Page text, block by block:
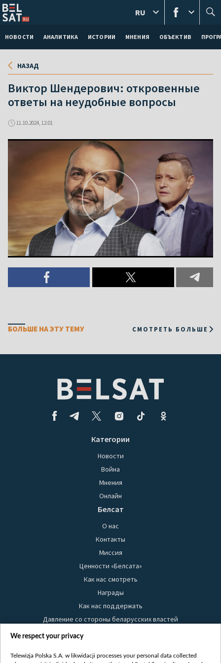
НОВОСТИ АНАЛИТИКА ИСТОРИИ МНЕНИЯ ОБЪЕКТИВ
RU
НАЗАД
Виктор Шендерович: откровенные
ответы на неудобные вопросы
11.10.2024, 12:01
БОЛЬШЕ НА ЭТУ ТЕМУ СМОТРЕТЬ БОЛЬШЕ
Категории
Новости
Война
Мнения
Онлайн
Белсат
О нас
Контакты
Миссия
Ценности «Белсата»
Как нас смотреть
Награды
Как нас поддержать
Давление со стороны беларусских властей
Правила использования материалов
Безопасность
We respect your privacy
Telewizja Polska S.A. w likwidacji processes your personal data collected